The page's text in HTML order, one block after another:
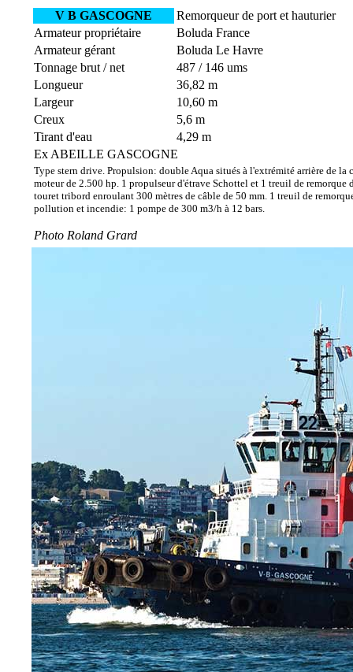
V B GASCOGNE
Remorqueur de port et hauturier
Armateur propriétaire
Boluda France
Armateur gérant
Boluda Le Havre
Tonnage brut / net
487 / 146 ums
Longueur
36,82 m
Largeur
10,60 m
Creux
5,6 m
Tirant d'eau
4,29 m
Ex ABEILLE GASCOGNE
Type stern drive. Propulsion: double Aqua situés à l'extrémité arrière de
moteur de 2.500 hp. 1 propulseur d'étrave Schottel et 1 treuil de
touret tribord enroulant 300 mètres de câble de 50 mm. 1 treuil de
pollution et incendie: 1 pompe de 300 m3/h à 12 bars.
Photo Roland Grard